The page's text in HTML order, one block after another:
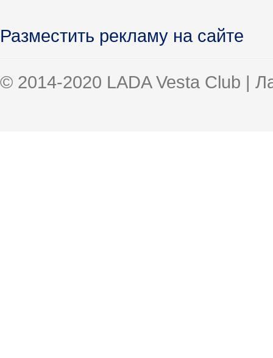
Разместить рекламу на сайте
© 2014-2020 LADA Vesta Club |